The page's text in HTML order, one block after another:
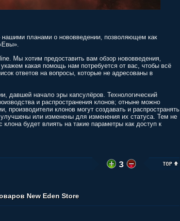
планами о нововведении, позволяющем как
Мы хотим предоставить вам обзор нововведения,
какая помощь нам потребуется от вас, чтобы всё
ответов на вопросы, которые не адресованы в
давшей начало эры капсулёров. Технологический
и распространения клонов; отныне можно
производители клонов могут создавать и распространять
или изменены для изменения их статуса. Тем не
будет влиять на такие параметры как доступ к
3
New Eden Store